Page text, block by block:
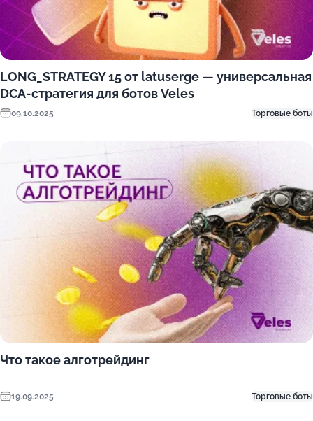
LONG_STRATEGY 15 от latuserge — универсальная
DCA-стратегия для ботов Veles
09.10.2025 Торговые боты
Что такое алготрейдинг
19.09.2025 Торговые боты